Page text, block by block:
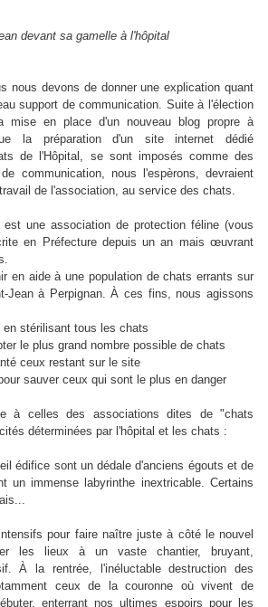
devant sa gamelle à l'hôpital
nous devons de donner une explication quant
support de communication. Suite à l'élection
mise en place d'un nouveau blog propre à
la préparation d'un site internet dédié
de l'Hôpital, se sont imposés comme des
communication, nous l'espèrons, devraient
de l'association, au service des chats.
une association de protection féline (vous
en Préfecture depuis un an mais œuvrant
en aide à une population de chats errants sur
Jean à Perpignan. À ces fins, nous agissons
en stérilisant tous les chats
le plus grand nombre possible de chats
ceux restant sur le site
sauver ceux qui sont le plus en danger
à celles des associations dites de "chats
déterminées par l'hôpital et les chats :
édifice sont un dédale d'anciens égouts et de
un immense labyrinthe inextricable. Certains
pour faire naître juste à côté le nouvel
les lieux à un vaste chantier, bruyant,
À la rentrée, l'inéluctable destruction des
ceux de la couronne où vivent de
enterrant nos ultimes espoirs pour les